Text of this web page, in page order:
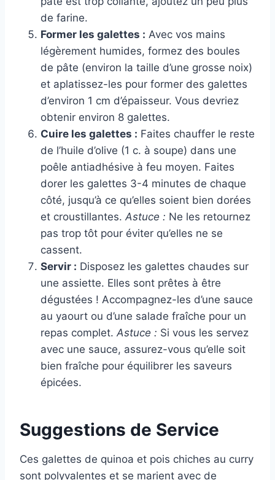
de farine.
Former les galettes : Avec vos mains
légèrement humides, formez des boules
de pâte (environ la taille d’une grosse noix)
et aplatissez-les pour former des galettes
d’environ 1 cm d’épaisseur. Vous devriez
obtenir environ 8 galettes.
Cuire les galettes : Faites chauffer le reste
de l’huile d’olive (1 c. à soupe) dans une
poêle antiadhésive à feu moyen. Faites
dorer les galettes 3-4 minutes de chaque
côté, jusqu’à ce qu’elles soient bien dorées
et croustillantes. Astuce : Ne les retournez
pas trop tôt pour éviter qu’elles ne se
cassent.
Servir : Disposez les galettes chaudes sur
une assiette. Elles sont prêtes à être
dégustées ! Accompagnez-les d’une sauce
au yaourt ou d’une salade fraîche pour un
repas complet. Astuce : Si vous les servez
avec une sauce, assurez-vous qu’elle soit
bien fraîche pour équilibrer les saveurs
épicées.
Suggestions de Service
Ces galettes de quinoa et pois chiches au curry
sont polyvalentes et se marient avec de